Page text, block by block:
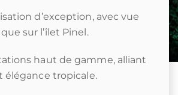
d’exception, avec vue
sur l’îlet Pinel.
haut de gamme, alliant
élégance tropicale.